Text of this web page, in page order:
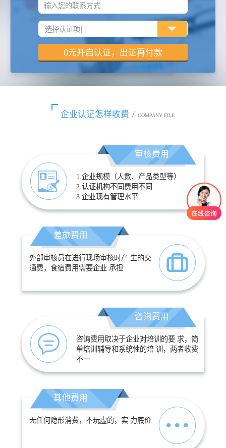
输入您的联系方式
企业认证怎样收费 / COMPANY FILE
审核费用
1.企业规模（人数、产品类型等）
2.认证机构不同费用不同
3.企业现有管理水平
差旅费用
外部审核员在进行现场审核时产 生的交
通费，食宿费用需要企业 承担
咨询费用
咨询费用取决于企业对培训的要 求，简
单培训辅导和系统性的培 训，两者收费
不一
其他费用
无任何隐形消费，不玩虚的，实 力底价